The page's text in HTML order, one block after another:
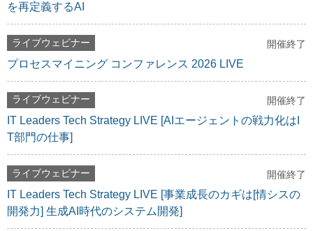
を再定義するAI
ライブウェビナー 開催終了
プロセスマイニング コンファレンス 2026 LIVE
ライブウェビナー 開催終了
IT Leaders Tech Strategy LIVE [AIエージェントの戦力化はI
T部門の仕事]
ライブウェビナー 開催終了
IT Leaders Tech Strategy LIVE [事業成長のカギは[情シスの
開発力] 生成AI時代のシステム開発]